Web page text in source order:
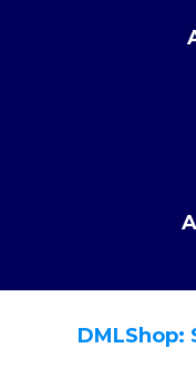
DMLShop: